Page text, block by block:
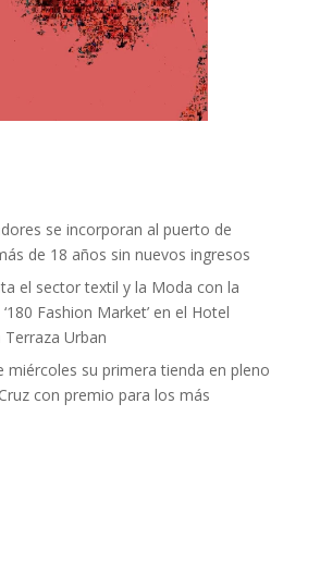
se incorporan al puerto de
de 18 años sin nuevos ingresos
el sector textil y la Moda con la
Fashion Market’ en el Hotel
Terraza Urban
miércoles su primera tienda en pleno
con premio para los más